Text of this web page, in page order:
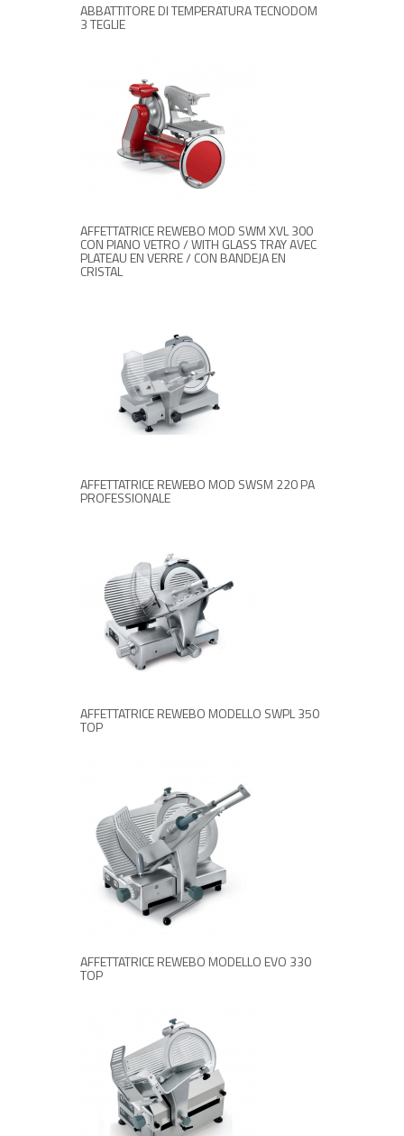
ABBATTITORE DI TEMPERATURA TECNODOM
3 TEGLIE
AFFETTATRICE REWEBO MOD SWM XVL 300
CON PIANO VETRO / WITH GLASS TRAY AVEC
PLATEAU EN VERRE / CON BANDEJA EN
CRISTAL
RICHIEDI INFORMAZIONI
AFFETTATRICE REWEBO MOD SWSM 220 PA
PROFESSIONALE
RICHIEDI INFORMAZIONI
AFFETTATRICE REWEBO MODELLO SWPL 350
TOP
RICHIEDI INFORMAZIONI
AFFETTATRICE REWEBO MODELLO EVO 330
TOP
RICHIEDI INFORMAZIONI
RICHIEDI INFORMAZIONI